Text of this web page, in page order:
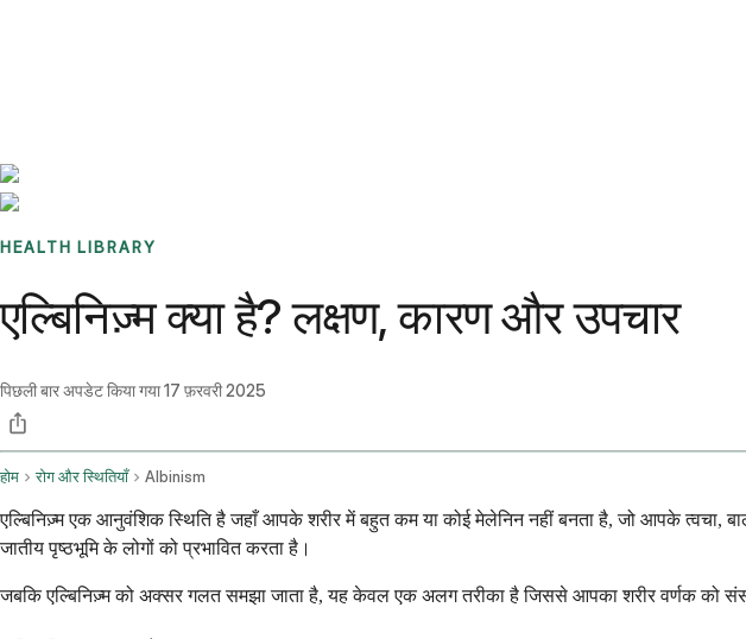
HEALTH LIBRARY
एल्बिनिज़्म क्या है? लक्षण, कारण और उपचार
पिछली बार अपडेट किया गया17 फ़रवरी 2025
होम रोग और स्थितियाँ Albinism
एल्बिनिज़्म एक आनुवंशिक स्थिति है जहाँ आपके शरीर में बहुत कम या कोई मेलेनिन नहीं बनता है, जो आपके त्वचा,
जातीय पृष्ठभूमि के लोगों को प्रभावित करता है।
जबकि एल्बिनिज़्म को अक्सर गलत समझा जाता है, यह केवल एक अलग तरीका है जिससे आपका शरीर वर्णक को